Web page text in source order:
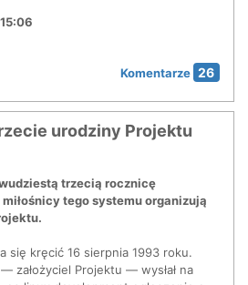
Komentarze 26
urodziny Projektu
trzecią rocznicę
tego systemu organizują
się kręcić 16 sierpnia 1993 roku.
założyciel Projektu — wysłał na